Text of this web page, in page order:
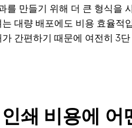
를 만들기 위해 더 큰 형식을
대량 배포에도 비용 효율적
간편하기 때문에 여전히 3
쇄 비용에